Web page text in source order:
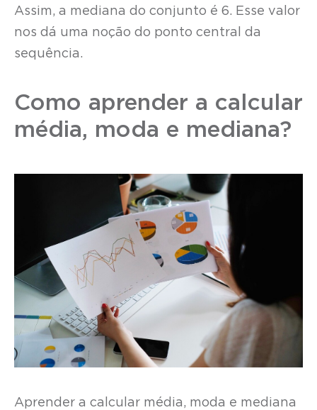
Assim, a mediana do conjunto é 6. Esse valor
nos dá uma noção do ponto central da
sequência.
Como aprender a calcular
média, moda e mediana?
Aprender a calcular média, moda e mediana